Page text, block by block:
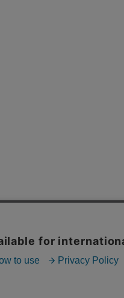
ートサイト 採用サイト
ト内の一部の機能および